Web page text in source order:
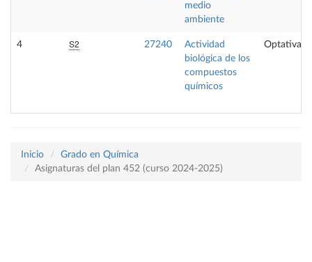
medio
ambiente
4 S2 27240
Actividad
biológica de los
compuestos
químicos
Optativa
Inicio
Grado en Química
Asignaturas del plan 452 (curso 2024-2025)